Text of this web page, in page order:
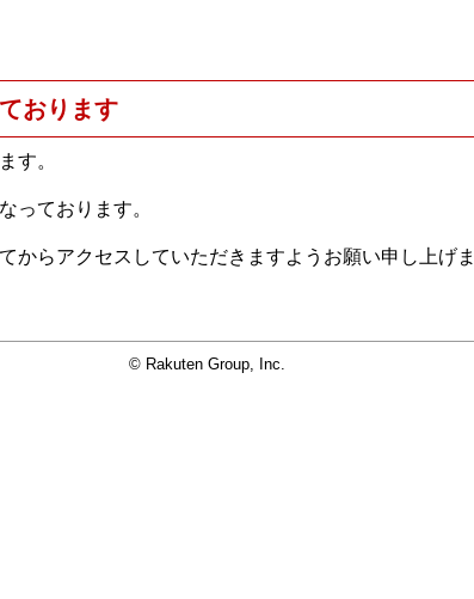
おります
す。
っております。
からアクセスしていただきますようお願い申し上げ
© Rakuten Group, Inc.